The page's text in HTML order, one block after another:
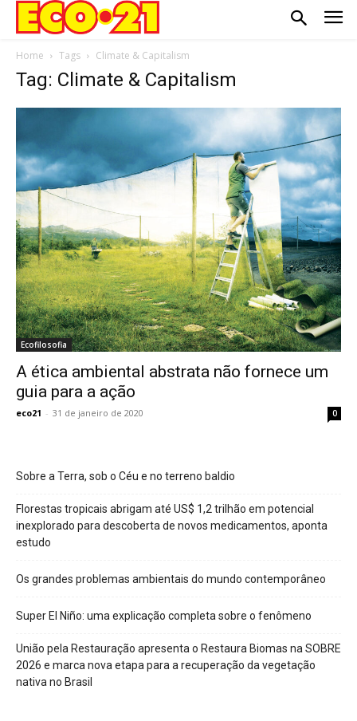
Home Tags Climate & Capitalism
Tag: Climate & Capitalism
Ecofilosofia
A ética ambiental abstrata não fornece um
guia para a ação
eco21 - 31 de janeiro de 2020 0
Sobre a Terra, sob o Céu e no terreno baldio
Florestas tropicais abrigam até US$ 1,2 trilhão em potencial
inexplorado para descoberta de novos medicamentos, aponta
estudo
Os grandes problemas ambientais do mundo contemporâneo
Super El Niño: uma explicação completa sobre o fenômeno
União pela Restauração apresenta o Restaura Biomas na SOBRE
2026 e marca nova etapa para a recuperação da vegetação
nativa no Brasil